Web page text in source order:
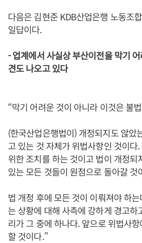
다음은 김현준 KDB산업은행 노동조
일답이다.
- 업계에서 사실상 부산이전을 막기
견도 나오고 있다
“막기 어려운 것이 아니라 이것은 불
(한국산업은행법이) 개정되지도 않았
고 있는 것 자체가 위법사항인 것이다
위한 조치를 하는 것이고 법이 개정되
있는 모든 것들이 원점으로 돌아갈 것
법 개정 후에 모든 것이 이뤄져야 하
는 상황에 대해 사측에 강하게 경고하
리가 그 중에 하나다. 앞으로 위법사
할 것이다.”